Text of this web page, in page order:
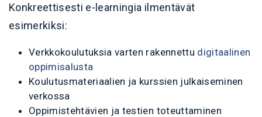
Konkreettisesti e-learningia ilmentävät
esimerkiksi:
Verkkokoulutuksia varten rakennettu digitaalinen
oppimisalusta
Koulutusmateriaalien ja kurssien julkaiseminen
verkossa
Oppimistehtävien ja testien toteuttaminen